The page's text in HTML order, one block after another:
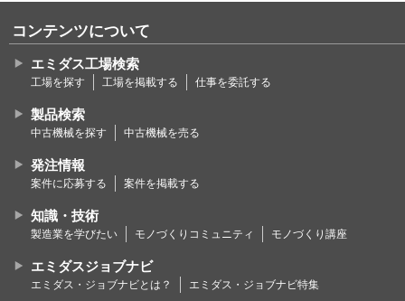
コンテンツについて
エミダス工場検索
工場を探す 工場を掲載する 仕事を委託する
製品検索
中古機械を探す 中古機械を売る
発注情報
案件に応募する 案件を掲載する
知識・技術
製造業を学びたい モノづくりコミュニティ モノづくり講座
エミダスジョブナビ
エミダス・ジョブナビとは？ エミダス・ジョブナビ特集